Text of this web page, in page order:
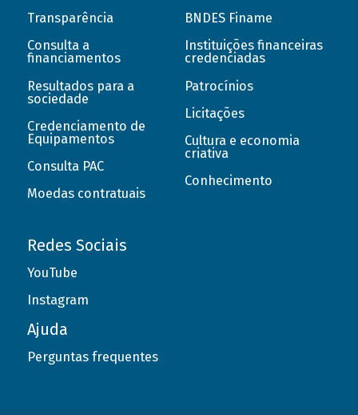
Transparência
Consulta a
financiamentos
Resultados para a
sociedade
Credenciamento de
Equipamentos
Consulta PAC
Moedas contratuais
BNDES Finame
Instituições financeiras
credenciadas
Patrocínios
Licitações
Cultura e economia
criativa
Conhecimento
Redes Sociais
YouTube
Instagram
Ajuda
Perguntas frequentes